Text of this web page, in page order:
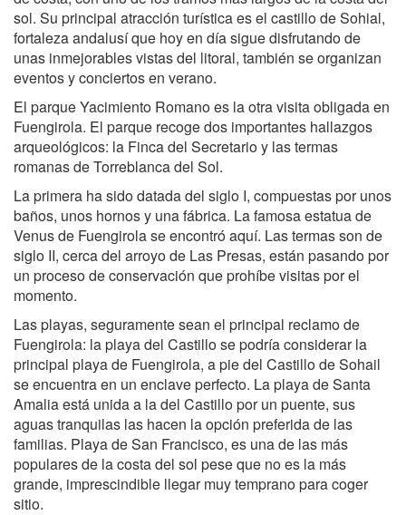
sol. Su principal atracción turística es el castillo de Sohial,
fortaleza andalusí que hoy en día sigue disfrutando de
unas inmejorables vistas del litoral, también se organizan
eventos y conciertos en verano.
El parque Yacimiento Romano es la otra visita obligada en
Fuengirola. El parque recoge dos importantes hallazgos
arqueológicos: la Finca del Secretario y las termas
romanas de Torreblanca del Sol.
La primera ha sido datada del siglo I, compuestas por unos
baños, unos hornos y una fábrica. La famosa estatua de
Venus de Fuengirola se encontró aquí. Las termas son de
siglo II, cerca del arroyo de Las Presas, están pasando por
un proceso de conservación que prohíbe visitas por el
momento.
Las playas, seguramente sean el principal reclamo de
Fuengirola: la playa del Castillo se podría considerar la
principal playa de Fuengirola, a pie del Castillo de Sohail
se encuentra en un enclave perfecto. La playa de Santa
Amalia está unida a la del Castillo por un puente, sus
aguas tranquilas las hacen la opción preferida de las
familias. Playa de San Francisco, es una de las más
populares de la costa del sol pese que no es la más
grande, imprescindible llegar muy temprano para coger
sitio.